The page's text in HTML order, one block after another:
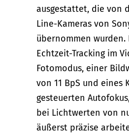
ausgestattet, die von
Line-Kameras von
übernommen wurden.
Echtzeit-Tracking im
Fotomodus, einer
von 11 BpS und eines
gesteuerten
bei Lichtwerten von
äußerst präzise